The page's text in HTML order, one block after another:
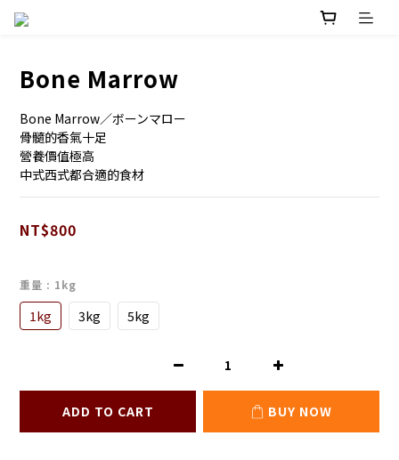
Bone Marrow
Bone Marrow／ボーンマロー
骨髓的香氣十足
營養價值極高
中式西式都合適的食材
NT$800
重量 : 1kg
1kg 3kg 5kg
ADD TO CART BUY NOW